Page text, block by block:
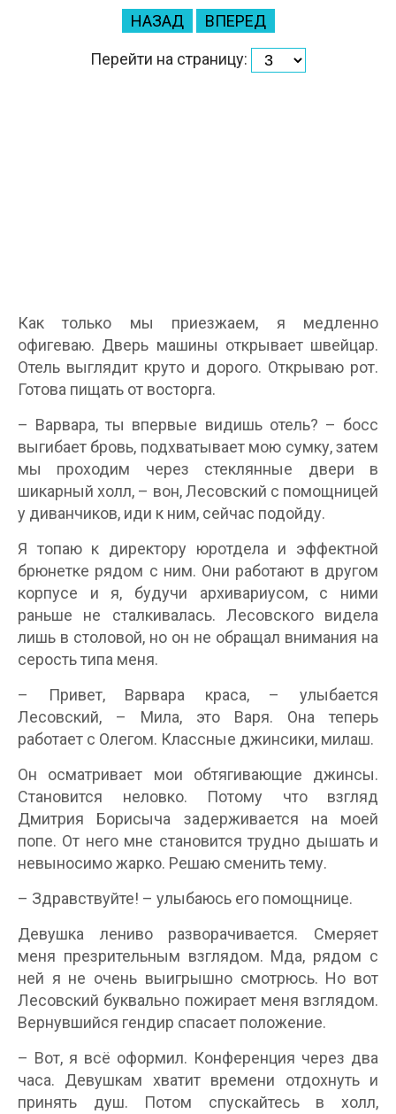
НАЗАД ВПЕРЕД
Перейти на страницу:
Как только мы приезжаем, я медленно
офигеваю. Дверь машины открывает швейцар.
Отель выглядит круто и дорого. Открываю рот.
Готова пищать от восторга.
– Варвара, ты впервые видишь отель? – босс
выгибает бровь, подхватывает мою сумку, затем
мы проходим через стеклянные двери в
шикарный холл, – вон, Лесовский с помощницей
у диванчиков, иди к ним, сейчас подойду.
Я топаю к директору юротдела и эффектной
брюнетке рядом с ним. Они работают в другом
корпусе и я, будучи архивариусом, с ними
раньше не сталкивалась. Лесовского видела
лишь в столовой, но он не обращал внимания на
серость типа меня.
– Привет, Варвара краса, – улыбается
Лесовский, – Мила, это Варя. Она теперь
работает с Олегом. Классные джинсики, милаш.
Он осматривает мои обтягивающие джинсы.
Становится неловко. Потому что взгляд
Дмитрия Борисыча задерживается на моей
попе. От него мне становится трудно дышать и
невыносимо жарко. Решаю сменить тему.
– Здравствуйте! – улыбаюсь его помощнице.
Девушка лениво разворачивается. Смеряет
меня презрительным взглядом. Мда, рядом с
ней я не очень выигрышно смотрюсь. Но вот
Лесовский буквально пожирает меня взглядом.
Вернувшийся гендир спасает положение.
– Вот, я всё оформил. Конференция через два
часа. Девушкам хватит времени отдохнуть и
принять душ. Потом спускайтесь в холл,